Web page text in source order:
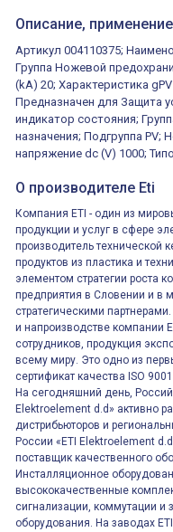
15Ампер 250В
XVR13M05L
Маячок
оранжевый
230VAC
ВКН8108
ВКН8108
Концевой
выключатель /
выключатель
путевой,
алюминиевый
регулируемый
ролик
800202300000С
800202300000С
0.1cек.-10
функций/
Описание,
Артикул 004110375;
Группа Ножевой
(kA) 20; Характеристика
Предназначен для Защита
индикатор состояния;
назначения; Подгруппа
напряжение dc (V) 1000;
О производителе Eti
Компания ETI - один из
продукции и услуг в сфере
производитель технической
продуктов из пластика и
элементом стратегии роста
предприятия в Словении и в
стратегическими
и напроизводстве компании
сотрудников, продукция
всему миру. Это одно из
сертификат качества ISO
На сегодняшний день,
Elektroelement d.d» активно
дистрибьюторов и
России «ETI Elektroelement
поставщик качественного
Инсталляционное
высококачественные
сигнализации, коммутации и
оборудования. На заводах